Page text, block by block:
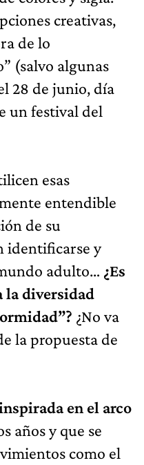
creativas,
de lo
(salvo algunas
28 de junio, día
un festival del
esas
entendible
de su
identificarse y
adulto… ¿Es
la diversidad
¿No va
la propuesta de
en el arco
años y que se
como el